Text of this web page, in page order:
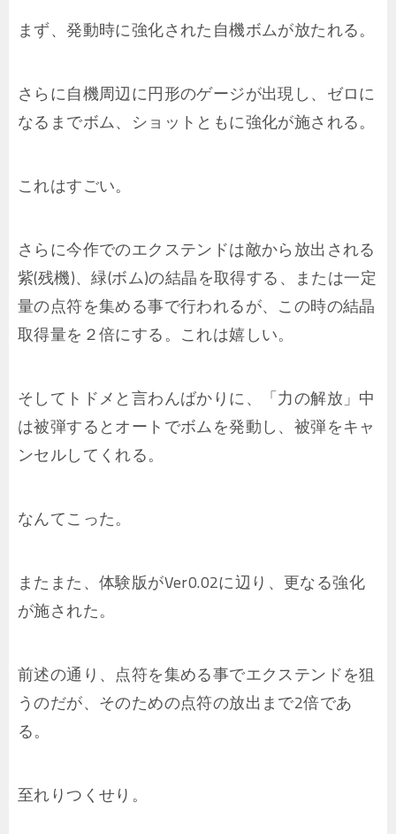
まず、発動時に強化された自機ボムが放たれる。
さらに自機周辺に円形のゲージが出現し、ゼロに
なるまでボム、ショットともに強化が施される。
これはすごい。
さらに今作でのエクステンドは敵から放出される
紫(残機)、緑(ボム)の結晶を取得する、または一定
量の点符を集める事で行われるが、この時の結晶
取得量を２倍にする。これは嬉しい。
そしてトドメと言わんばかりに、「力の解放」中
は被弾するとオートでボムを発動し、被弾をキャ
ンセルしてくれる。
なんてこった。
またまた、体験版がVer0.02に辺り、更なる強化
が施された。
前述の通り、点符を集める事でエクステンドを狙
うのだが、そのための点符の放出まで2倍であ
る。
至れりつくせり。